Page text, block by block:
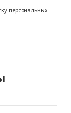
персональных